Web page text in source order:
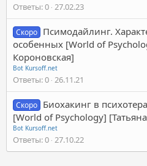
Ответы 0 27.02.23
Скоро Псимодайлинг.
особенных [World of
Короновская]
Bot Kursoff.net
Ответы 0 26.11.21
Скоро Биохакинг в
[World of Psychology]
Bot Kursoff.net
Ответы 0 27.10.22